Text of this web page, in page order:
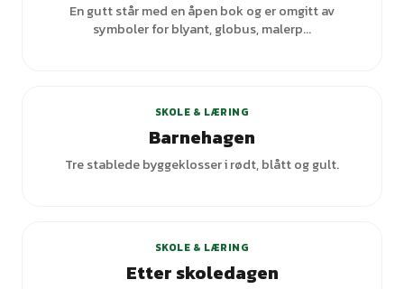
En gutt står med en åpen bok og er omgitt av
symboler for blyant, globus, malerp...
SKOLE & LÆRING
Barnehagen
Tre stablede byggeklosser i rødt, blått og gult.
SKOLE & LÆRING
Etter skoledagen